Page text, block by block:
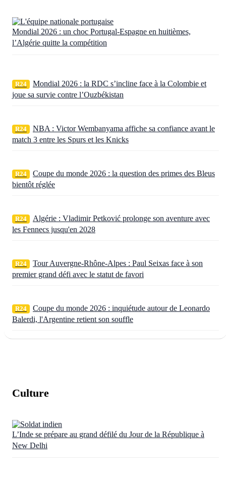
Mondial 2026 : un choc Portugal-Espagne en huitièmes,
l’Algérie quitte la compétition
R24
Mondial 2026 : la RDC s’incline face à la Colombie et
joue sa survie contre l’Ouzbékistan
R24
NBA : Victor Wembanyama affiche sa confiance avant le
match 3 entre les Spurs et les Knicks
R24
Coupe du monde 2026 : la question des primes des Bleus
bientôt réglée
R24
Algérie : Vladimir Petković prolonge son aventure avec
les Fennecs jusqu'en 2028
R24
Tour Auvergne-Rhône-Alpes : Paul Seixas face à son
premier grand défi avec le statut de favori
R24
Coupe du monde 2026 : inquiétude autour de Leonardo
Balerdi, l'Argentine retient son souffle
Culture
L’Inde se prépare au grand défilé du Jour de la République à
New Delhi